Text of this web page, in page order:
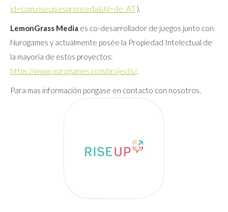
id=com.riseup.espronceda&hl=de_AT).
LemonGrass Media es co-desarrollador de juegos junto con
Nurogames y actualmente posée la Propiedad Intelectual de
la mayoria de estos proyectos:
https://www.nurogames.com/projects/.
Para mas información pongase en contacto con nosotros.